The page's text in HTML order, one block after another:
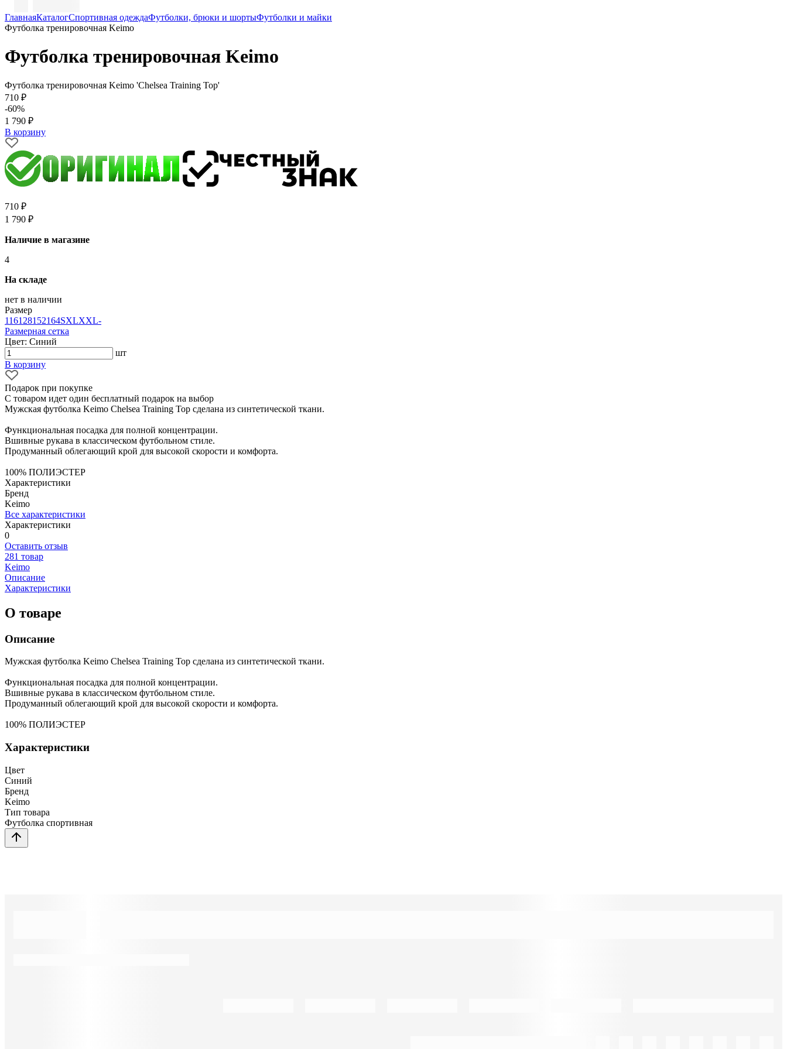
ГлавнаяКаталогСпортивная одеждаФутболки, брюки и шортыФутболки и майки
Футболка тренировочная Keimo
Футболка тренировочная Keimo
Футболка тренировочная Keimo 'Chelsea Training Top'
710 ₽
-60%
1 790 ₽
В корзину
710 ₽
1 790 ₽
Наличие в магазине
4
На складе
нет в наличии
Размер
116128152164SXLXXL-
Размерная сетка
Цвет: Синий
шт
В корзину
Подарок при покупке
С товаром идет один бесплатный подарок на выбор
Мужская футболка Keimo Chelsea Training Top сделана из синтетической ткани.
Функциональная посадка для полной концентрации.
Вшивные рукава в классическом футбольном стиле.
Продуманный облегающий крой для высокой скорости и комфорта.
100% ПОЛИЭСТЕР
Характеристики
Бренд
Keimo
Все характеристики
Характеристики
0
Оставить отзыв
281 товар
Keimo
Описание
Характеристики
О товаре
Описание
Мужская футболка Keimo Chelsea Training Top сделана из синтетической ткани.
Функциональная посадка для полной концентрации.
Вшивные рукава в классическом футбольном стиле.
Продуманный облегающий крой для высокой скорости и комфорта.
100% ПОЛИЭСТЕР
Характеристики
Цвет
Синий
Бренд
Keimo
Тип товара
Футболка спортивная